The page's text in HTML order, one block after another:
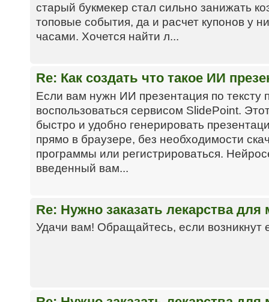
старый букмекер стал сильно занижать
топовые события, да и расчет купонов у
часами. Хочется найти л...
Re: Как создать что такое ИИ
Если вам нужн ИИ презентация по тексту
воспользоваться сервисом SlidePoint.
быстро и удобно генерировать
прямо в браузере, без необходимости
программы или регистрироваться.
введенный вам...
Re: Нужно заказать лекарства
Удачи вам! Обращайтесь, если возникнут